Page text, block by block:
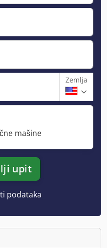
Zemlja
mašine
upit
podataka